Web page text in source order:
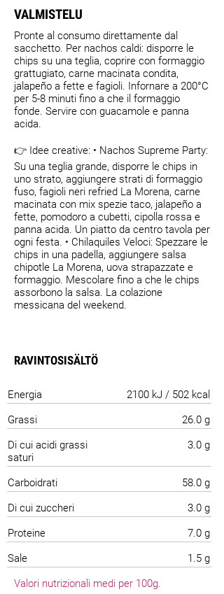
VALMISTELU
Pronte al consumo direttamente dal
sacchetto. Per nachos caldi: disporre le
chips su una teglia, coprire con formaggio
grattugiato, carne macinata condita,
jalapeño a fette e fagioli. Infornare a 200°C
per 5-8 minuti fino a che il formaggio
fonde. Servire con guacamole e panna
acida.
👉 Idee creative: • Nachos Supreme Party:
Su una teglia grande, disporre le chips in
uno strato, aggiungere strati di formaggio
fuso, fagioli neri refried La Morena, carne
macinata con mix spezie taco, jalapeño a
fette, pomodoro a cubetti, cipolla rossa e
panna acida. Un piatto da centro tavola per
ogni festa. • Chilaquiles Veloci: Spezzare le
chips in una padella, aggiungere salsa
chipotle La Morena, uova strapazzate e
formaggio. Mescolare fino a che le chips
assorbono la salsa. La colazione
messicana del weekend.
RAVINTOSISÄLTÖ
Energia
2100 kJ / 502 kcal
Grassi
26.0 g
Di cui acidi grassi
saturi
3.0 g
Carboidrati
58.0 g
Di cui zuccheri
3.0 g
Proteine
7.0 g
Sale
1.5 g
Valori nutrizionali medi per 100g.